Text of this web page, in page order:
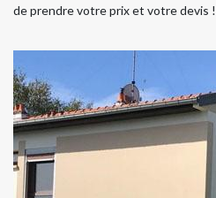
de prendre votre prix et votre devis !